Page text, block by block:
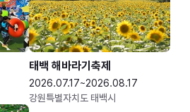
태백 해바라기축제
2026.07.17~2026.08.17
강원특별자치도 태백시